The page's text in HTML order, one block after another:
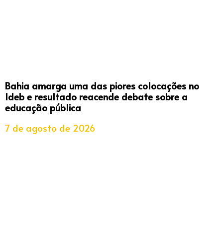
Bahia amarga uma das piores colocações no
Ideb e resultado reacende debate sobre a
educação pública
7 de agosto de 2026